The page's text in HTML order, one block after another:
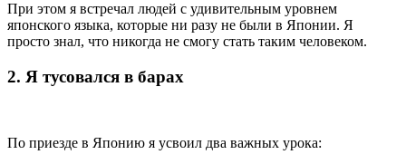
При этом я встречал людей с удивительным уровнем
японского языка, которые ни разу не были в Японии. Я
просто знал, что никогда не смогу стать таким человеком.
2. Я тусовался в барах
По приезде в Японию я усвоил два важных урока: